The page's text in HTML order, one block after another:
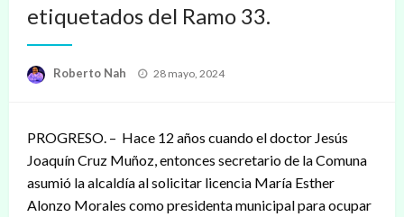
etiquetados del Ramo 33.
Roberto Nah
Publicado
28 mayo, 2024
PROGRESO. – Hace 12 años cuando el doctor Jesús
Joaquín Cruz Muñoz, entonces secretario de la Comuna
asumió la alcaldía al solicitar licencia María Esther
Alonzo Morales como presidenta municipal para ocupar